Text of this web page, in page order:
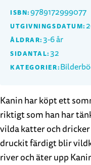
ISBN:9789172999077
UTGIVNINGSDATUM:
ÅLDRAR:3-6 år
SIDANTAL:32
KATEGORIER:
Kanin har köpt ett
riktigt som han har
vilda katter och
druckit färdigt blir
river och äter upp